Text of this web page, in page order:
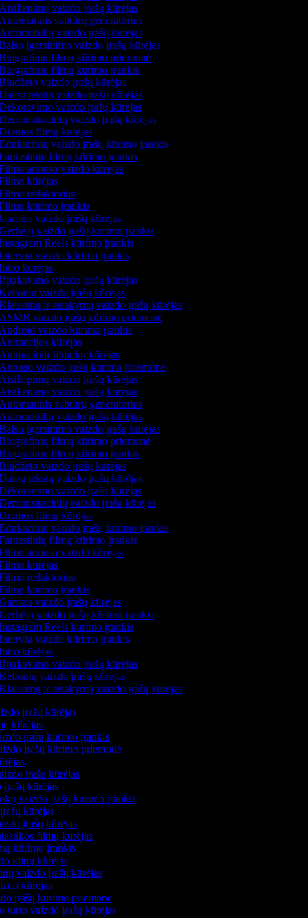
vaizdo įrašų kūrėjas
subtitrų generatorius
vaizdo įrašų kūrėjas
įgarsinimo vaizdo įrašų kūrėjas
filmų kūrimo priemonė
filmų kūrimo įrankis
vaizdo įrašų kūrėjas
tekstų vaizdo įrašų kūrėjas
vaizdo įrašų kūrėjas
vaizdo įrašų kūrėjas
filmų kūrėjas
vaizdo įrašų kūrimo įrankis
filmų kūrimo įrankis
anonso vaizdo kūrėjas
kūrėjas
redaktorius
kūrimo įrankis
vaizdo įrašų kūrėjas
vaizdo įrašų kūrimo įrankis
Reels kūrimo įrankis
vaizdo kūrimo įrankis
kūrėjas
vaizdo įrašų kūrėjas
vaizdo įrašų kūrėjas
ir atsakymų vaizdo įrašų kūrėjas
vaizdo įrašų kūrimo priemonė
vaizdo kūrimo įrankis
kūrėjas
filmukų kūrėjas
vaizdo įrašų kūrimo priemonė
vaizdo įrašų kūrėjas
vaizdo įrašų kūrėjas
subtitrų generatorius
vaizdo įrašų kūrėjas
įgarsinimo vaizdo įrašų kūrėjas
filmų kūrimo priemonė
filmų kūrimo įrankis
vaizdo įrašų kūrėjas
tekstų vaizdo įrašų kūrėjas
vaizdo įrašų kūrėjas
vaizdo įrašų kūrėjas
filmų kūrėjas
vaizdo įrašų kūrimo įrankis
filmų kūrimo įrankis
anonso vaizdo kūrėjas
kūrėjas
redaktorius
kūrimo įrankis
vaizdo įrašų kūrėjas
vaizdo įrašų kūrimo įrankis
Reels kūrimo įrankis
vaizdo kūrimo įrankis
kūrėjas
vaizdo įrašų kūrėjas
vaizdo įrašų kūrėjas
ir atsakymų vaizdo įrašų kūrėjas
įrašų kūrėjas
kūrėjas
įrašų kūrimo įrankis
įrašų kūrimo priemonė
įrašų kūrėjas
įrašų kūrėjas
vaizdo įrašų kūrimo įrankis
kūrėjas
įrašų kūrėjas
filmų kūrėjas
kūrimo įrankis
klipų kūrėjas
vaizdo įrašų kūrėjas
kūrėjas
įrašų kūrimo priemonė
turto vaizdo įrašų kūrėjas